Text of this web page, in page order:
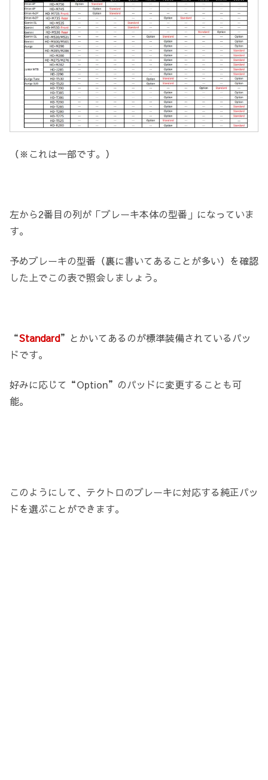
（※これは一部です。）
左から2番目の列が「ブレーキ本体の型番」になっていま
す。
予めブレーキの型番（裏に書いてあることが多い）を確認
した上でこの表で照会しましょう。
“Standard”とかいてあるのが標準装備されているパッ
ドです。
好みに応じて“Option”のパッドに変更することも可
能。
このようにして、テクトロのブレーキに対応する純正パッ
ドを選ぶことができます。